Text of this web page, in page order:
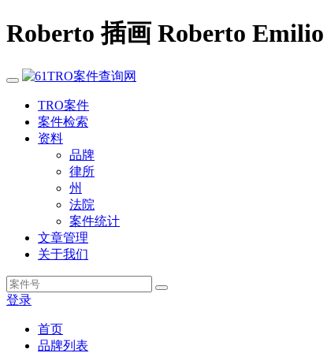
Roberto 插画 Roberto Emilio
TRO案件
案件检索
资料
品牌
律所
州
法院
案件统计
文章管理
关于我们
登录
首页
品牌列表